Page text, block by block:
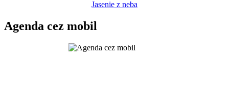
Jasenie z neba
Agenda cez mobil